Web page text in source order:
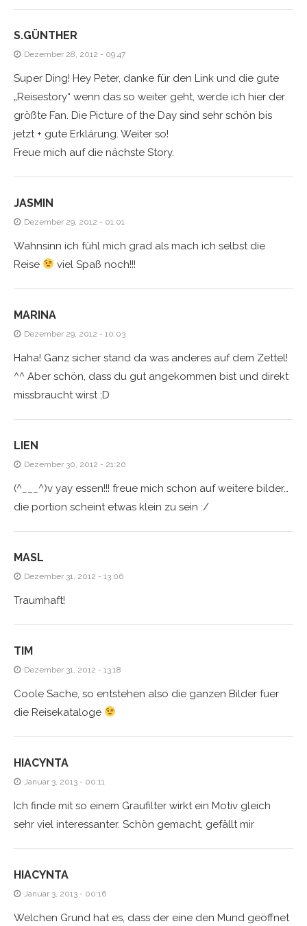
S.GÜNTHER
Dezember 28, 2012 - 09:47
Super Ding! Hey Peter, danke für den Link und die gute
„Reisestory“ wenn das so weiter geht, werde ich hier der
größte Fan. Die Picture of the Day sind sehr schön bis
jetzt + gute Erklärung. Weiter so!
Freue mich auf die nächste Story.
JASMIN
Dezember 29, 2012 - 01:01
Wahnsinn ich fühl mich grad als mach ich selbst die
Reise
viel Spaß noch!!!
MARINA
Dezember 29, 2012 - 10:03
Haha! Ganz sicher stand da was anderes auf dem Zettel!
^^ Aber schön, dass du gut angekommen bist und direkt
missbraucht wirst ;D
LIEN
Dezember 30, 2012 - 21:20
(^___^)v yay essen!!! freue mich schon auf weitere bilder…
die portion scheint etwas klein zu sein :/
MASL
Dezember 31, 2012 - 13:06
Traumhaft!
TIM
Dezember 31, 2012 - 13:18
Coole Sache, so entstehen also die ganzen Bilder fuer
die Reisekataloge
HIACYNTA
Januar 3, 2013 - 00:11
Ich finde mit so einem Graufilter wirkt ein Motiv gleich
sehr viel interessanter. Schön gemacht, gefällt mir
HIACYNTA
Januar 3, 2013 - 00:16
Welchen Grund hat es, dass der eine den Mund geöffnet